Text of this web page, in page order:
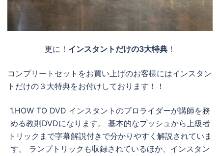
更に！ インスタントだけの3大特典 ！
コンプリートセットをお買い上げのお客様にはインスタン
トだけの３大特典をお付けしております！！
1.HOW TO DVD インスタントのプロライダーが講師を務
める教則DVDになります。 基本的なプッシュから上級者
トリックまで字幕解説付きで分かりやすく解説されていま
す。 ランプトリックも収録されているほか、インスタン